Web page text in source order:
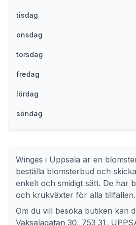
Winges i Uppsala är en
beställa blomsterbud och
enkelt och smidigt sätt. De har
och krukväxter för alla tillfällen.
Om du vill besöka butiken kan
Vaksalagatan 30, 753 31,
tisdag
onsdag
torsdag
fredag
lördag
söndag